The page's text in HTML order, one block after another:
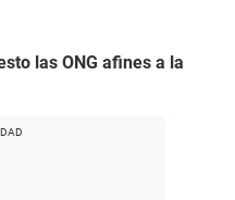
las ONG afines a la